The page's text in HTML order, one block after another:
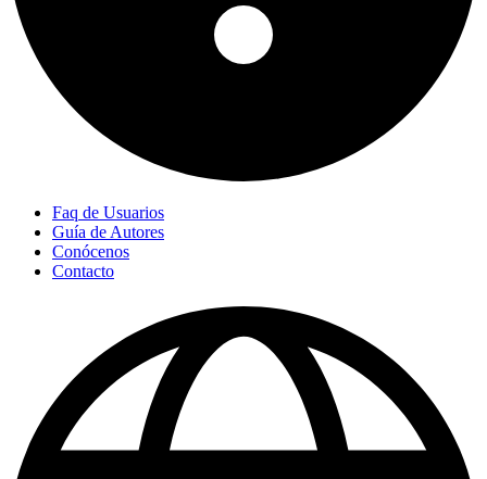
Faq de Usuarios
Guía de Autores
Conócenos
Contacto